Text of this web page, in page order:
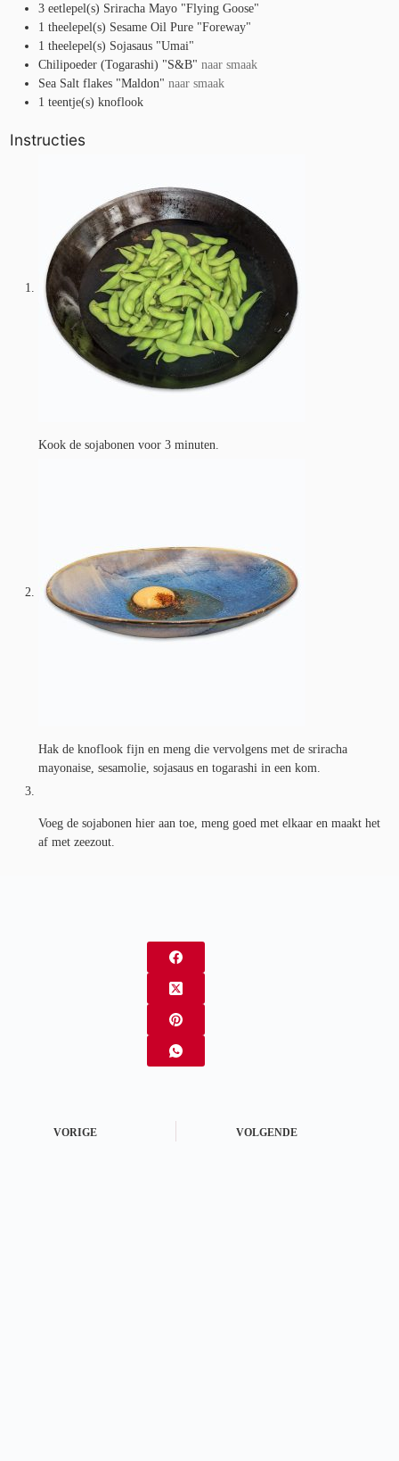
3 eetlepel(s) Sriracha Mayo "Flying Goose"
1 theelepel(s) Sesame Oil Pure "Foreway"
1 theelepel(s) Sojasaus "Umai"
Chilipoeder (Togarashi) "S&B" naar smaak
Sea Salt flakes "Maldon" naar smaak
1 teentje(s) knoflook
Instructies
Kook de sojabonen voor 3 minuten.
Hak de knoflook fijn en meng die vervolgens met de sriracha
mayonaise, sesamolie, sojasaus en togarashi in een kom.
Voeg de sojabonen hier aan toe, meng goed met elkaar en maakt het
af met zeezout.
VORIGE VOLGENDE